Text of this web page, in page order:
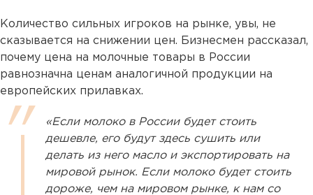
Количество сильных игроков на рынке, увы, не
сказывается на снижении цен. Бизнесмен рассказал,
почему цена на молочные товары в России
равнозначна ценам аналогичной продукции на
европейских прилавках.
«Если молоко в России будет стоить
дешевле, его будут здесь сушить или
делать из него масло и экспортировать на
мировой рынок. Если молоко будет стоить
дороже, чем на мировом рынке, к нам со